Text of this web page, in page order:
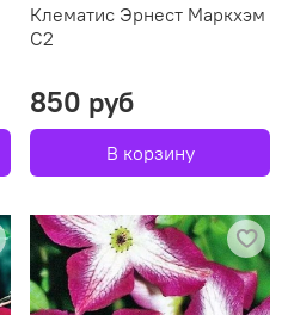
Клематис Эрнест Маркхэм
С2
850 руб
В корзину